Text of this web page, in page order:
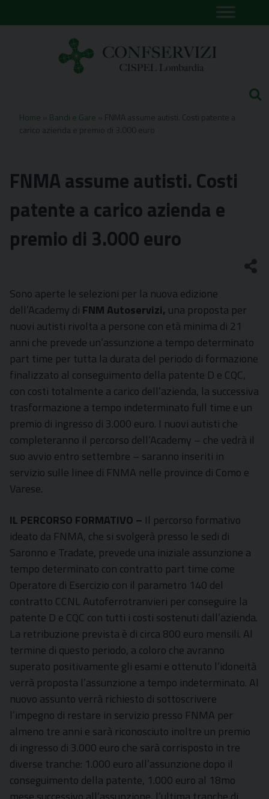
to
Home Bandi e Gare
FNMA assume autisti. Costi patente a
carico azienda e premio di 3.000 euro
FNMA assume autisti. Costi
patente a carico azienda e
premio di 3.000 euro
Sono aperte le selezioni per la nuova edizione
dell’Academy di FNM Autoservizi, una proposta per
nuovi autisti rivolta a persone con età minima di 21
anni che prevede un’assunzione a tempo determinato
part time per tutta la durata del periodo di formazione
finalizzato al conseguimento della patente D e CQC,
con costi totalmente a carico dell’azienda, la successiva
trasformazione a tempo indeterminato full time e un
premio di ingresso di 3.000 euro. I nuovi autisti che
completeranno il percorso dell’Academy – che vedrà il
suo avvio entro settembre – saranno inseriti in
servizio sulle linee di FNMA nelle province di Como e
Varese.
IL PERCORSO FORMATIVO – Il percorso formativo
ideato da FNMA, che si svolgerà presso le sedi di
Saronno e Tradate, prevede una iniziale assunzione a
tempo determinato con contratto part time come
Operatore di Esercizio con il parametro 140 del
contratto CCNL Autoferrotranvieri per conseguire la
patente D e CQC con tutti i costi sostenuti dall’azienda.
La retribuzione prevista è di circa 800 euro mensili. Al
termine di questo periodo, a coloro che avranno
superato positivamente gli esami e ottenuto l’idoneità
verrà proposta l’assunzione a tempo indeterminato. Al
nuovo assunto verrà richiesto di sottoscrivere
l’impegno di restare in servizio presso FNMA per
almeno tre anni e sarà riconosciuto inoltre un premio
di ingresso di 3.000 euro che sarà corrisposto in tre
diverse tranche: 1.000 euro all’assunzione dopo il
conseguimento della patente, 1.000 euro al 18mo